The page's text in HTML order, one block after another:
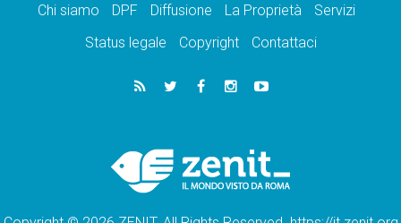
Chi siamo DPF Diffusione La Proprietà
Servizi
Status legale
Copyright Contattaci